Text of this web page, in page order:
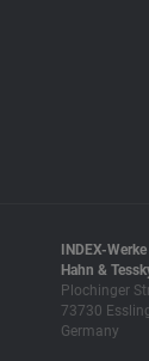
INDEX-
Hahn &
Plochinger
73730
Germany